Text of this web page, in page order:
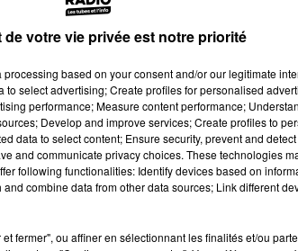
de votre vie privée est notre priorité
based on your consent and/or our legitimate
select advertising; Create profiles for personalised
performance; Measure content performance;
Develop and improve services; Create profiles to
data to select content; Ensure security, prevent and
and communicate privacy choices. These technologies
following functionalities: Identify devices based on
combine data from other data sources; Link different
fermer", ou affiner en sélectionnant les finalités et/ou